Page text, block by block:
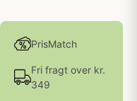
PrisMatch
Fri fragt over kr.
349